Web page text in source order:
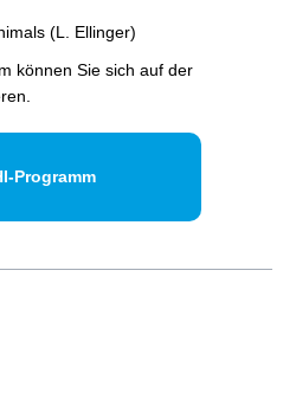
(L. Ellinger)
können Sie sich auf der
Programm